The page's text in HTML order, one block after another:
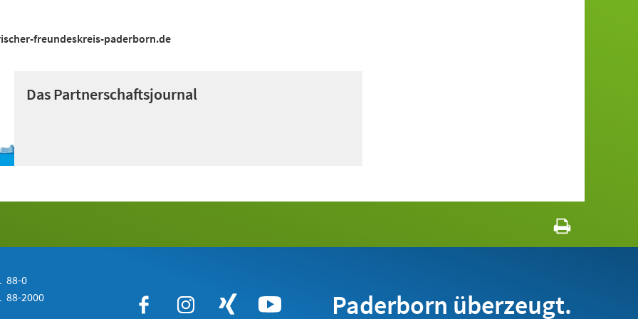
freundeskreis-paderborn.de
Das Partnerschaftsjournal
88-0
88-2000 Paderborn überzeugt.